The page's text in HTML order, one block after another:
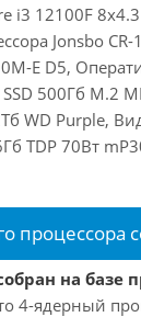
i3 12100F 8x4.3
Jonsbo
E D5,
500Гб M.2
WD Purple,
TDP 70Вт
процессора
на базе
4-ядерный